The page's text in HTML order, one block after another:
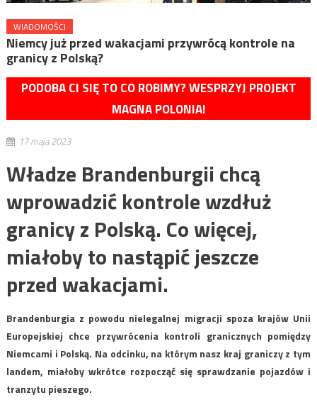
WIADOMOŚCI
Niemcy już przed wakacjami przywrócą kontrole na
granicy z Polską?
PODOBA CI SIĘ TO CO ROBIMY? WESPRZYJ PROJEKT
MAGNA POLONIA!
17 maja 2023
Władze Brandenburgii chcą
wprowadzić kontrole wzdłuż
granicy z Polską. Co więcej,
miałoby to nastąpić jeszcze
przed wakacjami.
Brandenburgia z powodu nielegalnej migracji spoza krajów Unii
Europejskiej chce przywrócenia kontroli granicznych pomiędzy
Niemcami i Polską. Na odcinku, na którym nasz kraj graniczy z tym
landem, miałoby wkrótce rozpocząć się sprawdzanie pojazdów i
tranzytu pieszego.